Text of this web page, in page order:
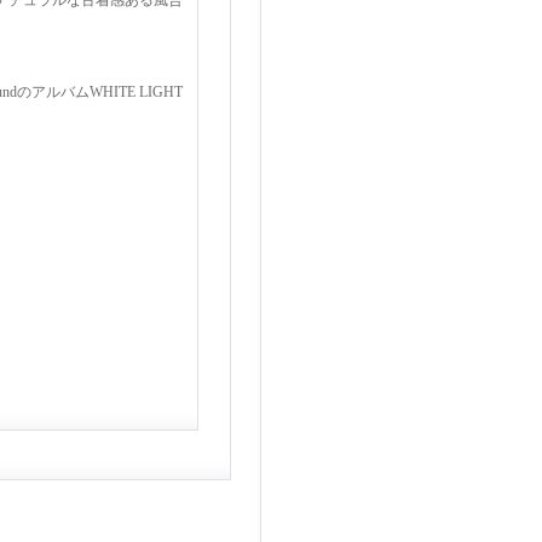
のアルバムWHITE LIGHT